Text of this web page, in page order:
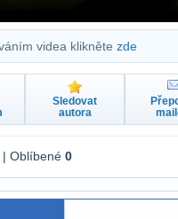
videa klikněte zde
Sledovat
autora
| Oblíbené 0